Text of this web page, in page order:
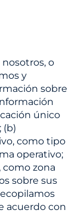
o
y
sobre
único
(b)
como tipo
operativo;
como zona
sobre sus
acuerdo con